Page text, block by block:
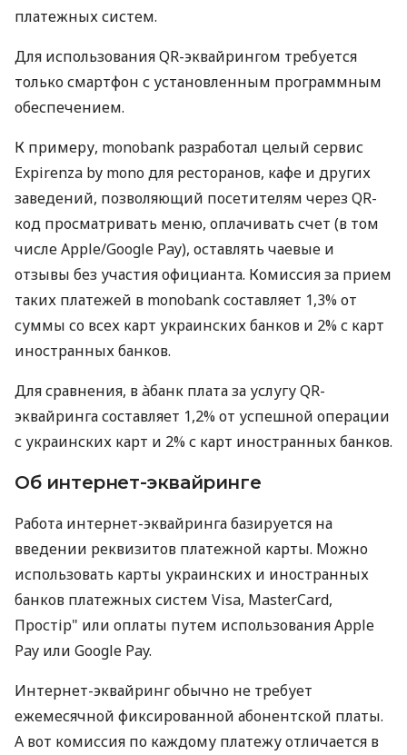
платежных систем.
Для использования QR-эквайрингом требуется
только смартфон с установленным программным
обеспечением.
К примеру, monobank разработал целый сервис
Expirenza by mono для ресторанов, кафе и других
заведений, позволяющий посетителям через QR-
код просматривать меню, оплачивать счет (в том
числе Apple/Google Pay), оставлять чаевые и
отзывы без участия официанта. Комиссия за прием
таких платежей в monobank составляет 1,3% от
суммы со всех карт украинских банков и 2% с карт
иностранных банков.
Для сравнения, в àбанк плата за услугу QR-
эквайринга составляет 1,2% от успешной операции
с украинских карт и 2% с карт иностранных банков.
Об интернет-эквайринге
Работа интернет-эквайринга базируется на
введении реквизитов платежной карты. Можно
использовать карты украинских и иностранных
банков платежных систем Visa, MasterCard,
Простір" или оплаты путем использования Apple
Pay или Google Pay.
Интернет-эквайринг обычно не требует
ежемесячной фиксированной абонентской платы.
А вот комиссия по каждому платежу отличается в